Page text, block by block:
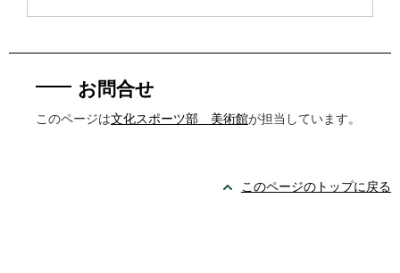
お問合せ
このページは文化スポーツ部 美術館が担当しています。
このページのトップに戻る